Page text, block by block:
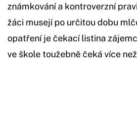
známkování a kontroverzní
žáci musejí po určitou dobu
opatření je čekací listina
ve škole toužebně čeká více